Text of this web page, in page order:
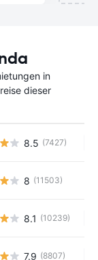
in
dieser
8.5 (7427)
8 (11503)
8.1 (10239)
7.9 (8807)